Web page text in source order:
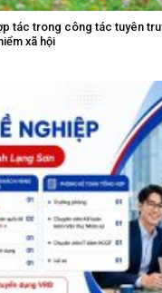
tác trong công tác tuyên
xã hội